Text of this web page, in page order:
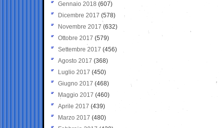
Gennaio 2018 (607)
Dicembre 2017 (578)
Novembre 2017 (632)
Ottobre 2017 (579)
Settembre 2017 (456)
Agosto 2017 (368)
Luglio 2017 (450)
Giugno 2017 (468)
Maggio 2017 (460)
Aprile 2017 (439)
Marzo 2017 (480)